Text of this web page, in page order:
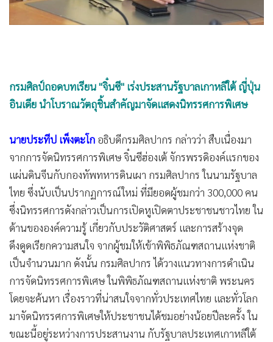
Special Scoop
• อาชญากรรม
• Motoring
• วิทยาศาสตร์
• SMEs
• หุ้น
• อินโดจีน
•
กองทุนรวม
•
Celeb Online
Factcheck
• ญี่ปุ่น
• News1
• Gotomanager
กรมศิลป์ถอดบทเรียน "จิ๋นซี" เร่งประสานรัฐบาลเกาหลีใต้ ญี่ปุ่น
อินเดีย นำโบราณวัตถุชิ้นสำคัญมาจัดแสดงนิทรรศการพิเศษ
นายประทีป เพ็งตะโก อธิบดีกรมศิลปากร กล่าวว่า สืบเนื่องมา
จากการจัดนิทรรศการพิเศษ จิ๋นซีฮ่องเต้ จักรพรรดิองค์แรกของ
แผ่นดินจีนกับกองทัพทหารดินเผา กรมศิลปากร ในนามรัฐบาล
ไทย ซึ่งนับเป็นปรากฏการณ์ใหม่ ที่มียอดผู้ชมกว่า 300,000 คน
ซึ่งนิทรรศการดังกล่าวเป็นการเปิดหูเปิดตาประชาชนชาวไทย ใน
ด้านขององค์ความรู้ เกี่ยวกับประวัติศาสตร์ และการสร้างจุด
ดึงดูดเรียกความสนใจ จากผู้ชมให้เข้าพิพิธภัณฑสถานแห่งชาติ
เป็นจำนวนมาก ดังนั้น กรมศิลปากร ได้วางแนวทางการดำเนิน
การจัดนิทรรศการพิเศษ ในพิพิธภัณฑสถานแห่งชาติ พระนคร
โดยจะค้นหา เรื่องราวที่น่าสนใจจากทั่วประเทศไทย และทั่วโลก
มาจัดนิทรรศการพิเศษให้ประชาชนได้ชมอย่างน้อยปีละครั้ง ใน
ขณะนี้อยู่ระหว่างการประสานงาน กับรัฐบาลประเทศเกาหลีใต้